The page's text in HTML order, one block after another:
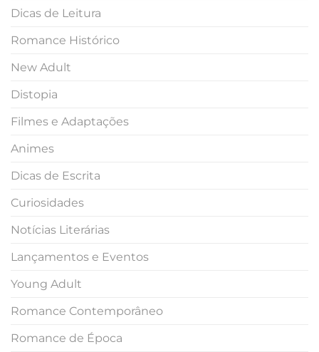
Dicas de Leitura
Romance Histórico
New Adult
Distopia
Filmes e Adaptações
Animes
Dicas de Escrita
Curiosidades
Notícias Literárias
Lançamentos e Eventos
Young Adult
Romance Contemporâneo
Romance de Época